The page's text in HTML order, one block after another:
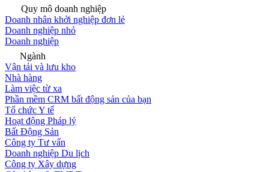
Quy mô doanh nghiệp
Doanh nhân khởi nghiệp đơn lẻ
Doanh nghiệp nhỏ
Doanh nghiệp
Ngành
Vận tải và lưu kho
Nhà hàng
Làm việc từ xa
Phần mềm CRM bất động sản của bạn
Tổ chức Y tế
Hoạt động Pháp lý
Bất Động Sản
Công ty Tư vấn
Doanh nghiệp Du lịch
Công ty Xây dựng